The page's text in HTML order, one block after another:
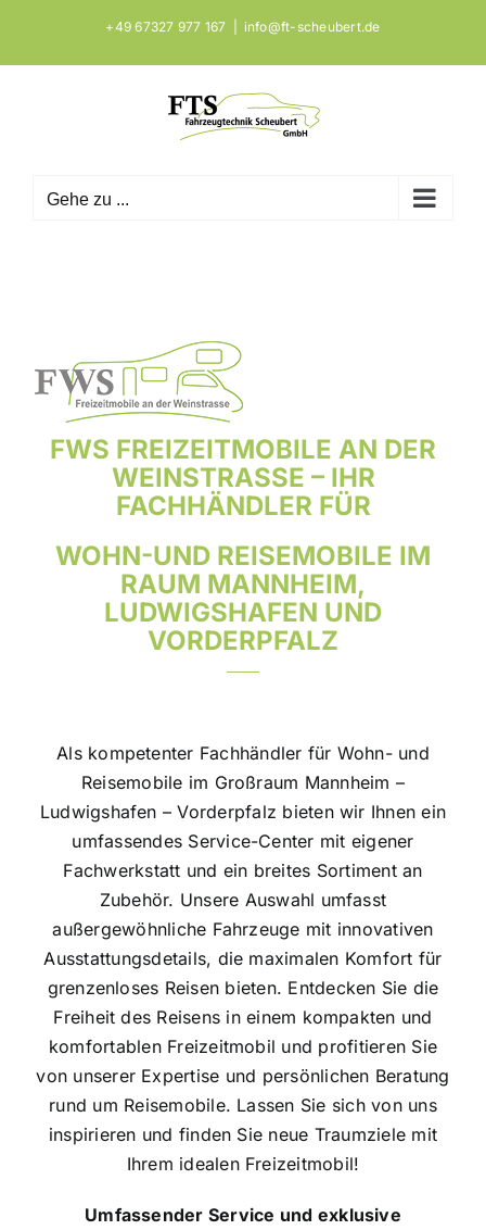
springen
+49 67327 977 167 info@ft-scheubert.de
Gehe zu ...
FWS FREIZEITMOBILE AN DER
WEINSTRASSE – IHR F
ACHHÄNDLER FÜR
WOHN-UND REISEMOBILE IM
RAUM MANNHEIM,
LUDWIGSHAFEN UND
VORDERPFALZ
Als kompetenter Fachhändler für Wohn- und
Reisemobile im Großraum Mannheim –
Ludwigshafen – Vorderpfalz bieten wir Ihnen ein
umfassendes Service-Center mit eigener
Fachwerkstatt und ein breites Sortiment an
Zubehör. Unsere Auswahl umfasst
außergewöhnliche Fahrzeuge mit innovativen
Ausstattungsdetails, die maximalen Komfort für
grenzenloses Reisen bieten. Entdecken Sie die
Freiheit des Reisens in einem kompakten und
komfortablen Freizeitmobil und profitieren Sie
von unserer Expertise und persönlichen Beratung
rund um Reisemobile. Lassen Sie sich von uns
inspirieren und finden Sie neue Traumziele mit
Ihrem idealen Freizeitmobil!
Umfassender Service und exklusive